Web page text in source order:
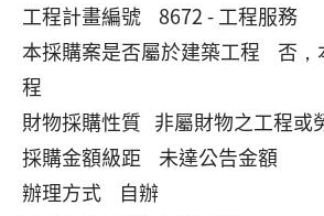
工程計畫編號 8672 - 工程服務
本採購案是否屬於建築工程 否，
程
財物採購性質 非屬財物之工程或
採購金額級距 未達公告金額
辦理方式 自辦